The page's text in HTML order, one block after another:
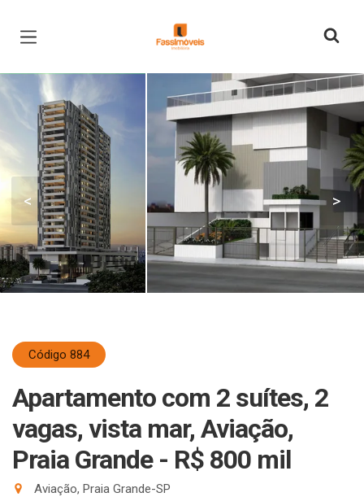
Página inicial
< >
Código 884
Apartamento com 2 suítes, 2
vagas, vista mar, Aviação,
Praia Grande - R$ 800 mil
Aviação, Praia Grande-SP